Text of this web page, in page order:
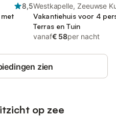
8,5Westkapelle, Zeeuwse
Vakantiehuis voor 4
Terras en Tuin
vanaf€ 58per nacht
zien
op zee